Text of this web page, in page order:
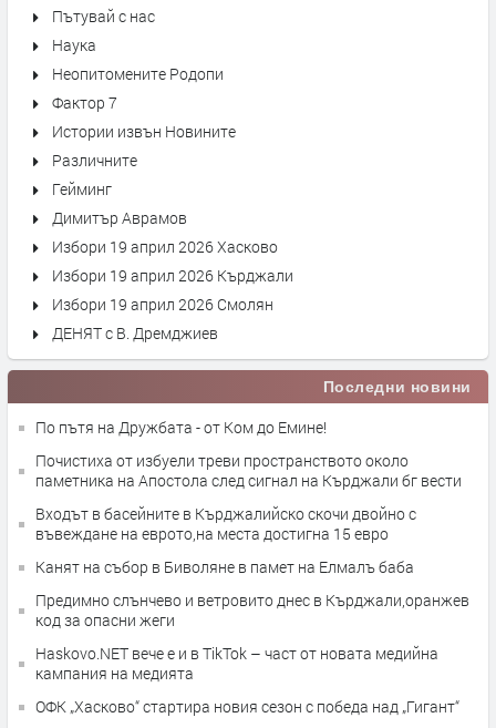
Пътувай с нас
Наука
Неопитомените Родопи
Фактор 7
Истории извън Новините
Различните
Гейминг
Димитър Аврамов
Избори 19 април 2026 Хасково
Избори 19 април 2026 Кърджали
Избори 19 април 2026 Смолян
ДЕНЯТ с В. Дремджиев
Последни новини
По пътя на Дружбата - от Ком до Емине!
Почистиха от избуели треви пространството около
паметника на Апостола след сигнал на Кърджали бг вести
Входът в басейните в Кърджалийско скочи двойно с
въвеждане на еврото,на места достигна 15 евро
Канят на събор в Биволяне в памет на Елмалъ баба
Предимно слънчево и ветровито днес в Кърджали,оранжев
код за опасни жеги
Haskovo.NET вече е и в TikTok – част от новата медийна
кампания на медията
ОФК „Хасково“ стартира новия сезон с победа над „Гигант“